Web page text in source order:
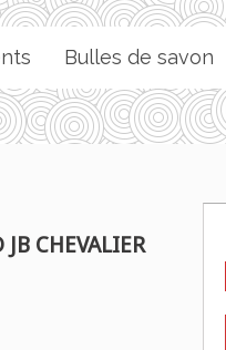
Bulles de savon
CHEVALIER